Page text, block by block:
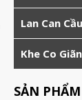
Lan Can
Khe Co Giãn
SẢN